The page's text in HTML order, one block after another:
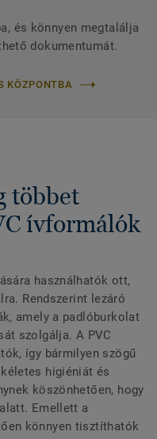
és könnyen megtalálja
dokumentumát.
KÖZPONTBA
többet
ívformálók
használhatók ott,
Rendszerint lezáró
amely a padlóburkolat
szolgálja. A PVC
így bármilyen szögű
higiéniát és
köszönhetően, hogy
Emellett a
könnyen tisztíthatók